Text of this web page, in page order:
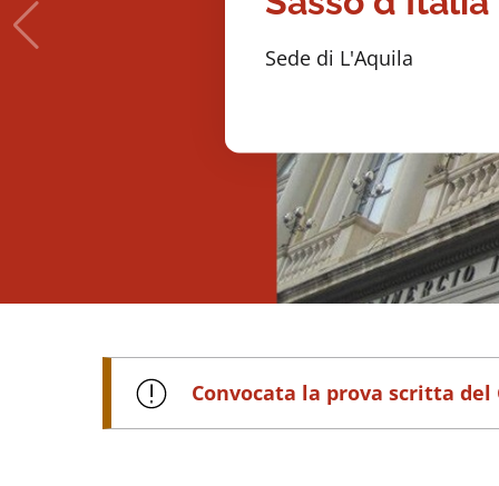
Sede di L'Aquila
Convocata la prova scritta